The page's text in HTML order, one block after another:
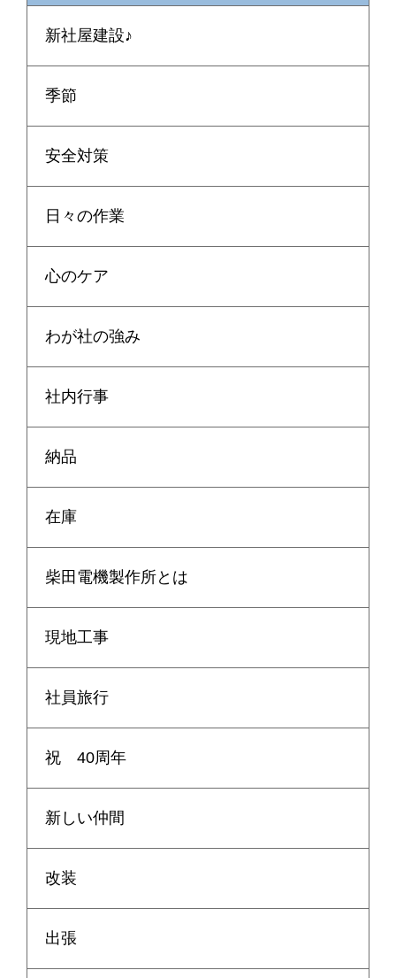
新社屋建設♪
季節
安全対策
日々の作業
心のケア
わが社の強み
社内行事
納品
在庫
柴田電機製作所とは
現地工事
社員旅行
祝 40周年
新しい仲間
改装
出張